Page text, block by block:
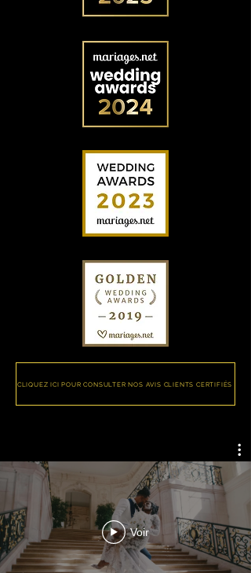
CLIQUEZ ICI POUR CONSULTER NOS AVIS CLIENTS CERTIFIÉS
Voir